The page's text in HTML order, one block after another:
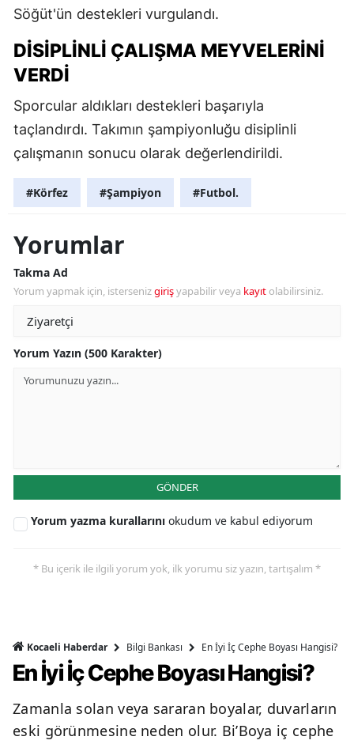
Söğüt'ün destekleri vurgulandı.
DISIPLINLI ÇALIŞMA MEYVELERINI
VERDI
Sporcular aldıkları destekleri başarıyla
taçlandırdı. Takımın şampiyonluğu disiplinli
çalışmanın sonucu olarak değerlendirildi.
#Körfez #Şampiyon #Futbol.
Yorumlar
Takma Ad
Yorum yapmak için, istersenizgirişyapabilir veya kayıt olabilirsiniz.
Yorum Yazın (500 Karakter)
GÖNDER
Yorum yazma kurallarını okudum ve kabul ediyorum
* Bu içerik ile ilgili yorum yok, ilk yorumu siz yazın, tartışalım *
Kocaeli Haberdar Bilgi Bankası En İyi İç Cephe Boyası Hangisi?
En İyi İç Cephe Boyası Hangisi?
Zamanla solan veya sararan boyalar, duvarların
eski görünmesine neden olur. Bi’Boya iç cephe